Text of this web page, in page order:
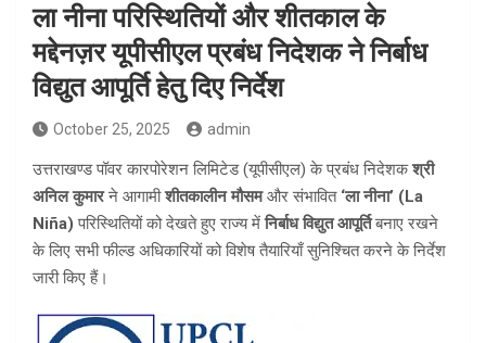
ला नीना परिस्थितियों और शीतकाल के
मद्देनज़र यूपीसीएल प्रबंध निदेशक ने निर्बाध
विद्युत आपूर्ति हेतु दिए निर्देश
October 25, 2025 admin
उत्तराखण्ड पॉवर कारपोरेशन लिमिटेड (यूपीसीएल) के प्रबंध निदेशकश्री
अनिल कुमारने आगामीशीतकालीन मौसमऔर संभावित ‘ला नीना’ (La
Niña) परिस्थितियों को देखते हुए राज्य मेंनिर्बाध विद्युत आपूर्तिबनाए रखने
के लिए सभी फील्ड अधिकारियों को विशेष तैयारियाँ सुनिश्चित करने के निर्देश
जारी किए हैं।